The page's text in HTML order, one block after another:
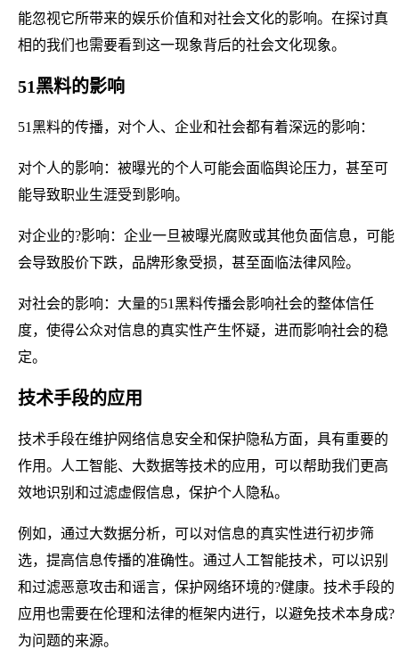
能忽视它所带来的娱乐价值和对社会文化的影响。在探讨真
相的我们也需要看到这一现象背后的社会文化现象。
51黑料的影响
51黑料的传播，对个人、企业和社会都有着深远的影响：
对个人的影响：被曝光的个人可能会面临舆论压力，甚至可
能导致职业生涯受到影响。
对企业的?影响：企业一旦被曝光腐败或其他负面信息，可能
会导致股价下跌，品牌形象受损，甚至面临法律风险。
对社会的影响：大量的51黑料传播会影响社会的整体信任
度，使得公众对信息的真实性产生怀疑，进而影响社会的稳
定。
技术手段的应用
技术手段在维护网络信息安全和保护隐私方面，具有重要的
作用。人工智能、大数据等技术的应用，可以帮助我们更高
效地识别和过滤虚假信息，保护个人隐私。
例如，通过大数据分析，可以对信息的真实性进行初步筛
选，提高信息传播的准确性。通过人工智能技术，可以识别
和过滤恶意攻击和谣言，保护网络环境的?健康。技术手段的
应用也需要在伦理和法律的框架内进行，以避免技术本身成?
为问题的来源。